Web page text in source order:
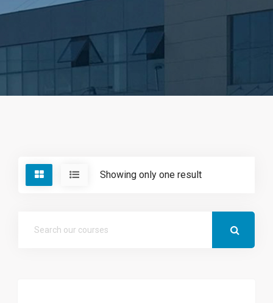
Showing only one result